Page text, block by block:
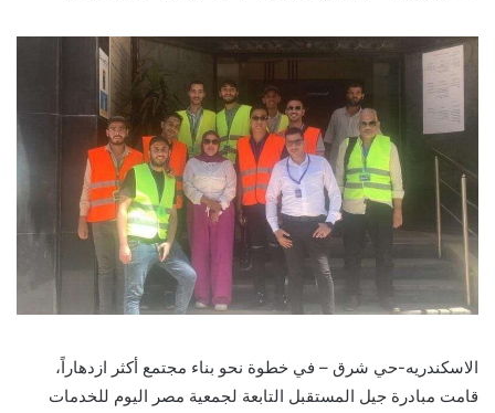
الاسكندريه-حي شرق – في خطوة نحو بناء مجتمع أكثر ازدهاراً،
قامت مبادرة جيل المستقبل التابعة لجمعية مصر اليوم للخدمات